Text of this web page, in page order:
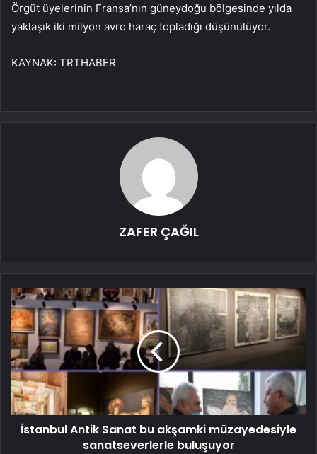
Örgüt üyelerinin Fransa’nın güneydoğu bölgesinde yılda
yaklaşık iki milyon avro haraç topladığı düşünülüyor.
KAYNAK: TRTHABER
ZAFER ÇAĞIL
İstanbul Antik Sanat bu akşamki müzayedesiyle
sanatseverlerle buluşuyor